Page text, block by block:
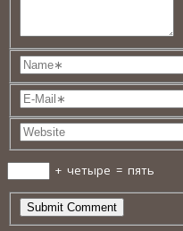
+ четыре = пять